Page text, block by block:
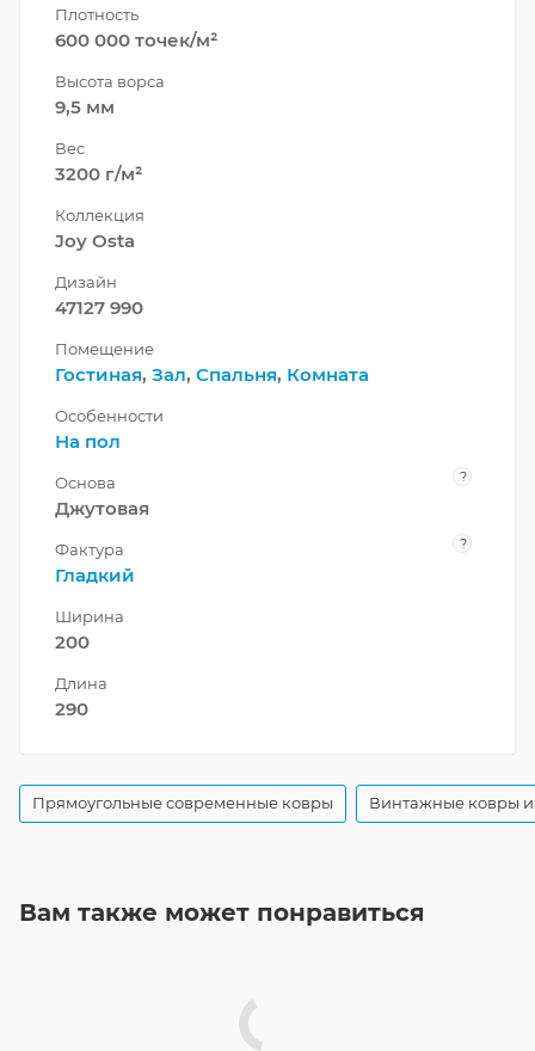
Плотность
600 000 точек/м²
Высота ворса
9,5 мм
Вес
3200 г/м²
Коллекция
Joy Osta
Дизайн
47127 990
Помещение
Гостиная, Зал, Спальня, Комната
Особенности
На пол
Основа ?
Джутовая
Фактура ?
Гладкий
Ширина
200
Длина
290
Прямоугольные современные ковры Винтажные ковры
Вам также может понравиться